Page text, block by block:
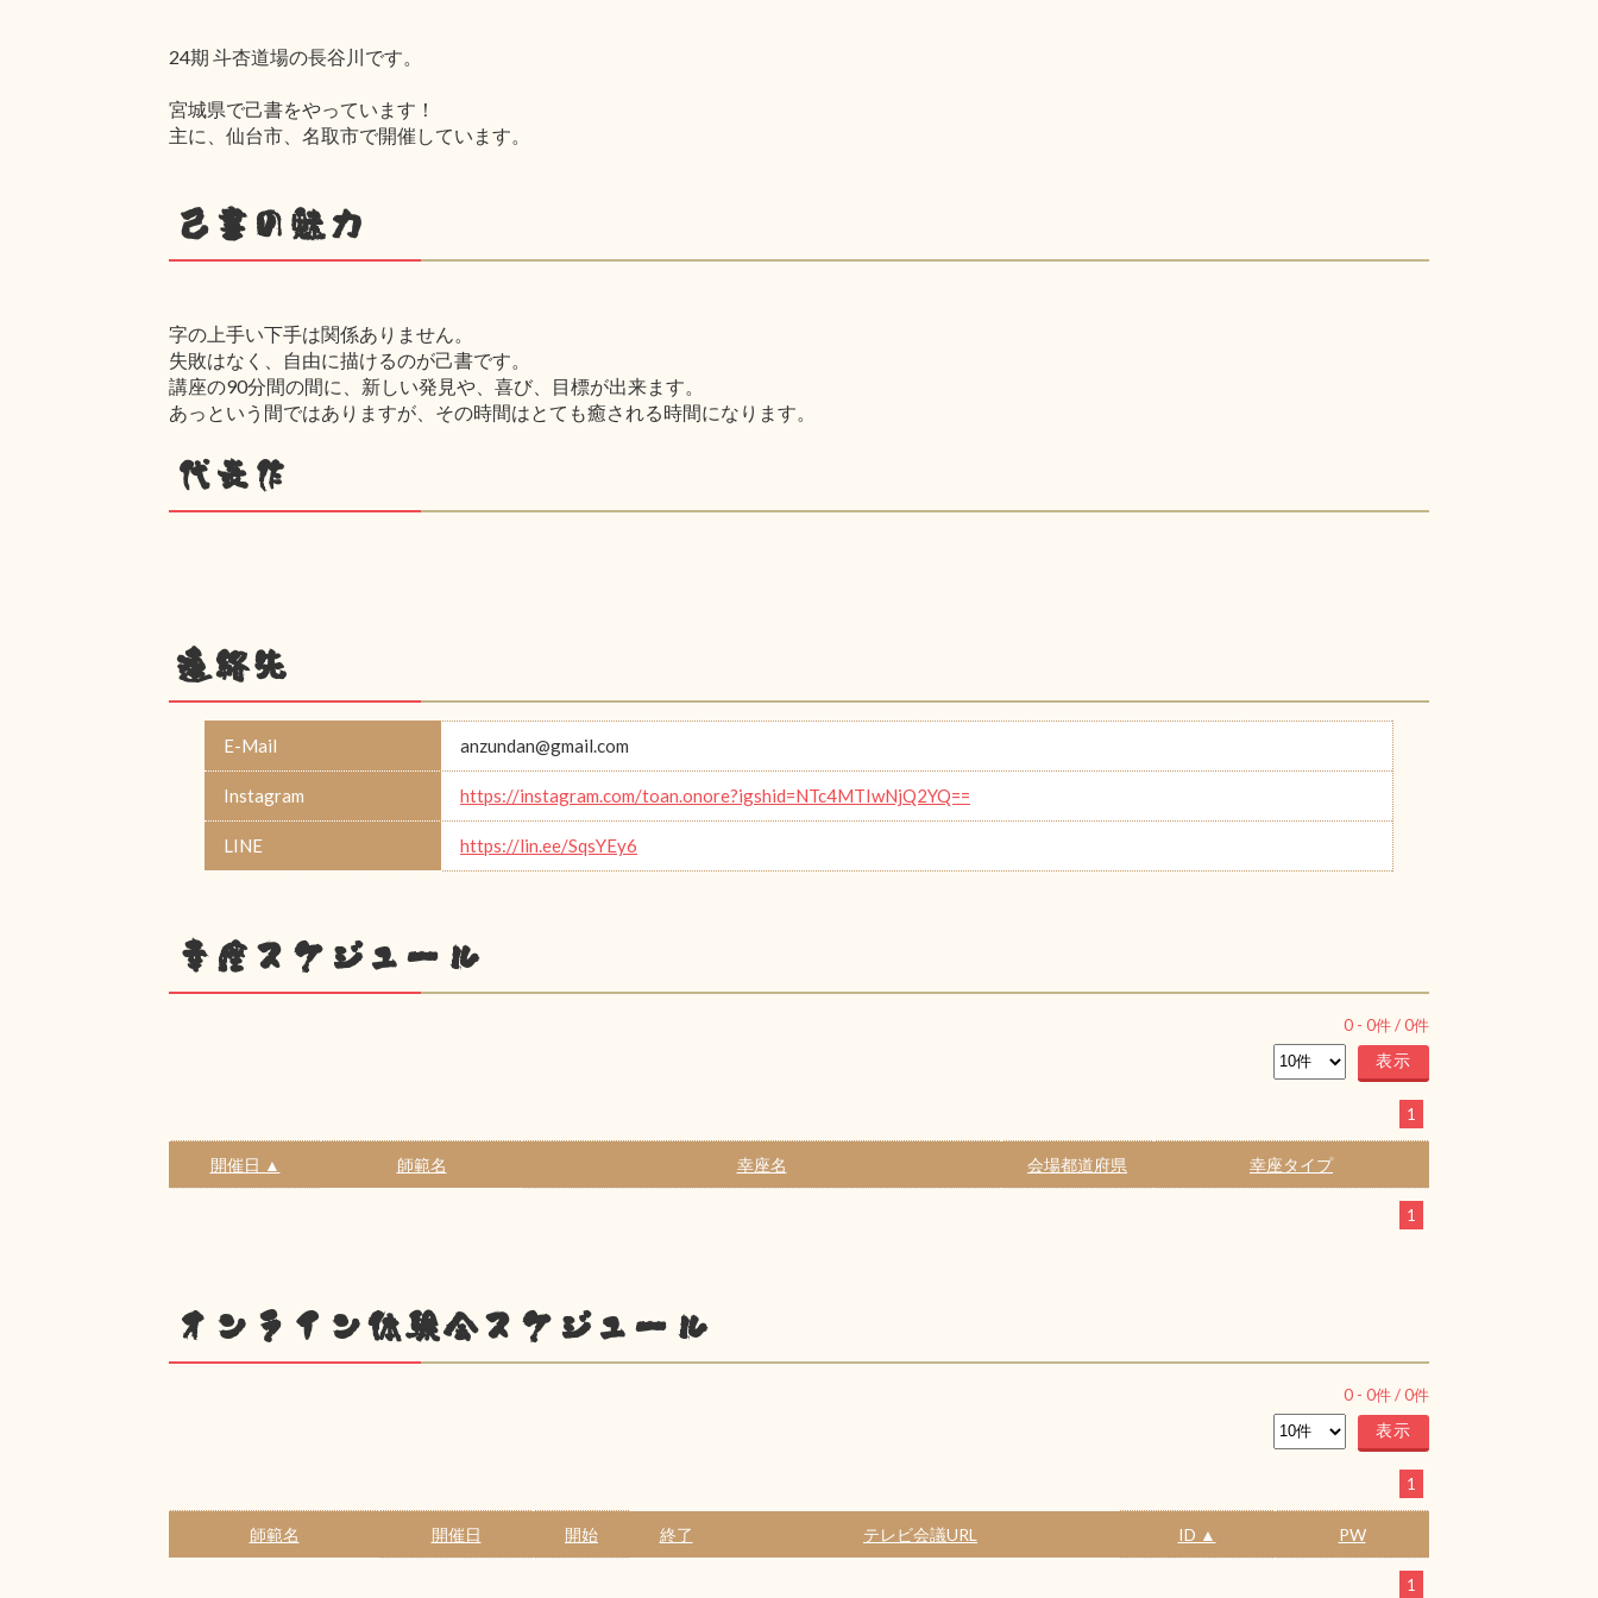
24期 斗杏道場の長谷川です。
宮城県で己書をやっています！
主に、仙台市、名取市で開催しています。
己書の魅力
字の上手い下手は関係ありません。
失敗はなく、自由に描けるのが己書です。
講座の90分間の間に、新しい発見や、喜び、目標が出来ます。
あっという間ではありますが、その時間はとても癒される時間になります。
代表作
連絡先
E-Mail anzundan@gmail.com
Instagram https://instagram.com/toan.onore?igshid=NTc4MTIwNjQ2YQ==
LINE https://lin.ee/SqsYEy6
幸座スケジュール
0 - 0件 /0件
1
開催日 ▲ 師範名 幸座名 会場都道府県 幸座タイプ
1
オンライン体験会スケジュール
0 - 0件 /0件
1
師範名 開催日 開始 終了 テレビ会議URL ID ▲ PW
1